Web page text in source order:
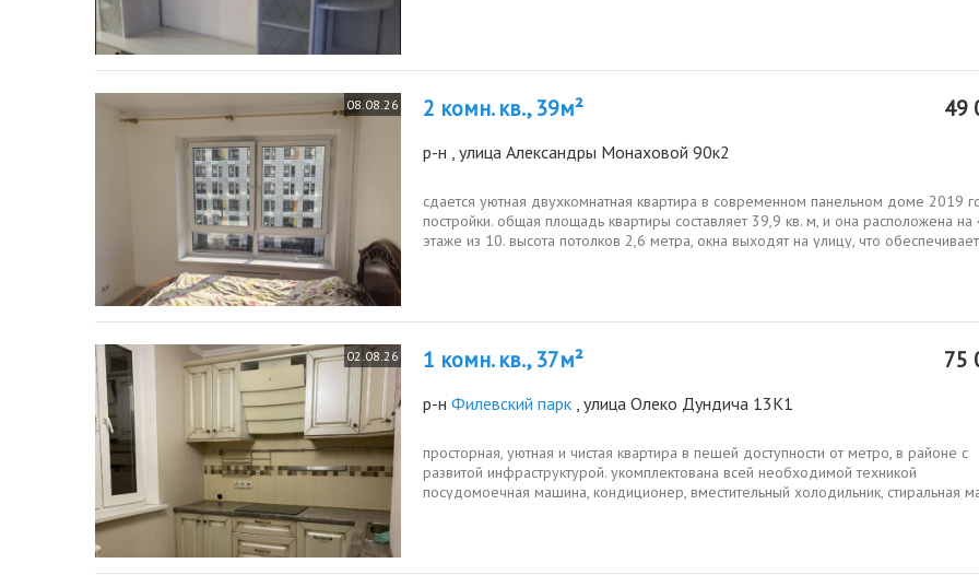
08.08.26 2 комн. кв., 39м² 49
р-н , улица Александры Монаховой 90к2
сдается уютная двухкомнатная квартира в современном панельном доме 2019
постройки. общая площадь квартиры составляет 39,9 кв. м, и она расположена на
этаже из 10. высота потолков 2,6 метра, окна выходят на улицу, что обеспечивает
02.08.26 1 комн. кв., 37м² 75
р-н Филевский парк , улица Олеко Дундича 13К1
просторная, уютная и чистая квартира в пешей доступности от метро, в районе с
развитой инфраструктурой. укомплектована всей необходимой техникой
посудомоечная машина, кондиционер, вместительный холодильник, стиральная